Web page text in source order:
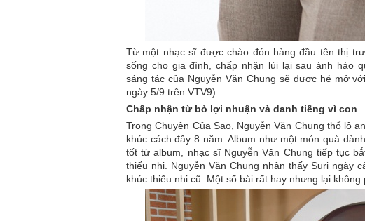
Từ một nhạc sĩ được chào đón hàng đầu tên thị
sống cho gia đình, chấp nhận lùi lại sau ánh hào
sáng tác của Nguyễn Văn Chung sẽ được hé mở
ngày 5/9 trên VTV9).
Chấp nhận từ bỏ lợi nhuận và danh tiếng vì con
Trong Chuyện Của Sao, Nguyễn Văn Chung thổ lộ
khúc cách đây 8 năm. Album như một món quà
tốt từ album, nhạc sĩ Nguyễn Văn Chung tiếp tục
thiếu nhi. Nguyễn Văn Chung nhận thấy Suri ngày
khúc thiếu nhi cũ. Một số bài rất hay nhưng lại